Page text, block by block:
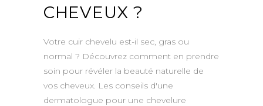
CHEVEUX ?
Votre cuir chevelu est-il sec, gras ou
normal ? Découvrez comment en prendre
soin pour révéler la beauté naturelle de
vos cheveux. Les conseils d'une
dermatologue pour une chevelure